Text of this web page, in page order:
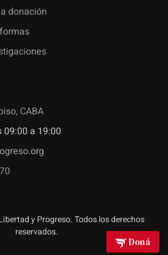
donación
CABA
09:00 a 19:00
y Progreso. Todos los derechos
reservados.
Doná